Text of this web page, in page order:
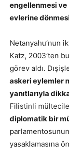
engellenmesi
evlerine
Netanyahu’nun
Katz, 2003’ten
görev aldı.
askeri eylemler
yanıtlarıyla
Filistinli
diplomatik bir
yasaklamasına